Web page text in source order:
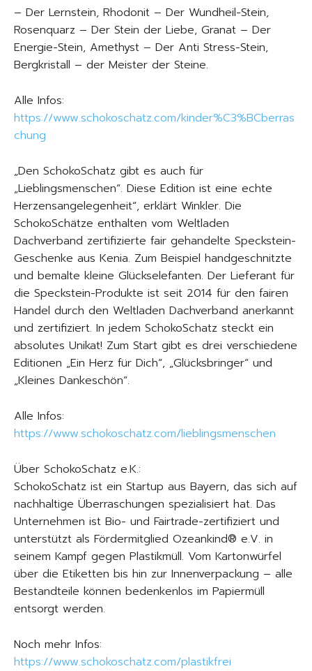
– Der Lernstein, Rhodonit – Der Wundheil-Stein,
Rosenquarz – Der Stein der Liebe, Granat – Der
Energie-Stein, Amethyst – Der Anti Stress-Stein,
Bergkristall – der Meister der Steine.
Alle Infos:
https://www.schokoschatz.com/kinder%C3%BCberras
chung
„Den SchokoSchatz gibt es auch für
„Lieblingsmenschen“. Diese Edition ist eine echte
Herzensangelegenheit“, erklärt Winkler. Die
SchokoSchätze enthalten vom Weltladen
Dachverband zertifizierte fair gehandelte Speckstein-
Geschenke aus Kenia. Zum Beispiel handgeschnitzte
und bemalte kleine Glückselefanten. Der Lieferant für
die Speckstein-Produkte ist seit 2014 für den fairen
Handel durch den Weltladen Dachverband anerkannt
und zertifiziert. In jedem SchokoSchatz steckt ein
absolutes Unikat! Zum Start gibt es drei verschiedene
Editionen „Ein Herz für Dich“, „Glücksbringer“ und
„Kleines Dankeschön“.
Alle Infos:
https://www.schokoschatz.com/lieblingsmenschen
Über SchokoSchatz e.K.:
SchokoSchatz ist ein Startup aus Bayern, das sich auf
nachhaltige Überraschungen spezialisiert hat. Das
Unternehmen ist Bio- und Fairtrade-zertifiziert und
unterstützt als Fördermitglied Ozeankind® e.V. in
seinem Kampf gegen Plastikmüll. Vom Kartonwürfel
über die Etiketten bis hin zur Innenverpackung – alle
Bestandteile können bedenkenlos im Papiermüll
entsorgt werden.
Noch mehr Infos:
https://www.schokoschatz.com/plastikfrei